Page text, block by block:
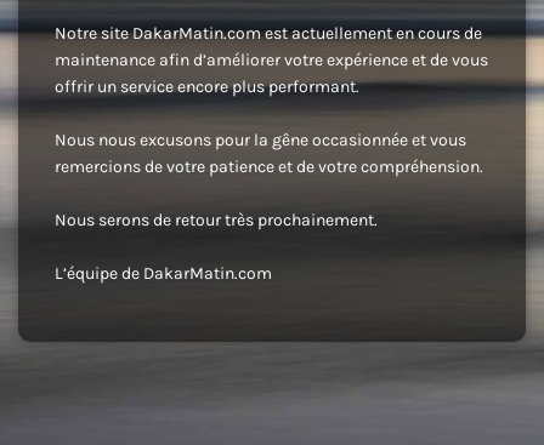
Notre site DakarMatin.com est actuellement en cours de
maintenance afin d’améliorer votre expérience et de vous
offrir un service encore plus performant.
Nous nous excusons pour la gêne occasionnée et vous
remercions de votre patience et de votre compréhension.
Nous serons de retour très prochainement.
L’équipe de DakarMatin.com